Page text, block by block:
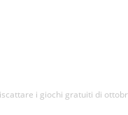
i giochi gratuiti di